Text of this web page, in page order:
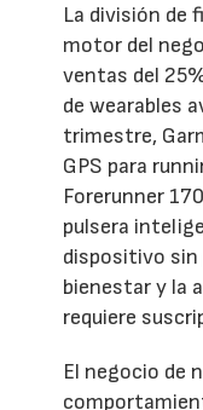
La división de
motor del
ventas del
de wearables
trimestre,
GPS para
Forerunner
pulsera
dispositivo
bienestar y la
requiere
El negocio de